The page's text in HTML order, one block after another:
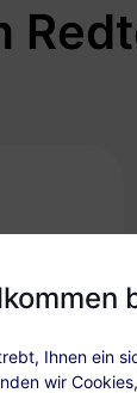
direkt von
Ihnen ein
wir